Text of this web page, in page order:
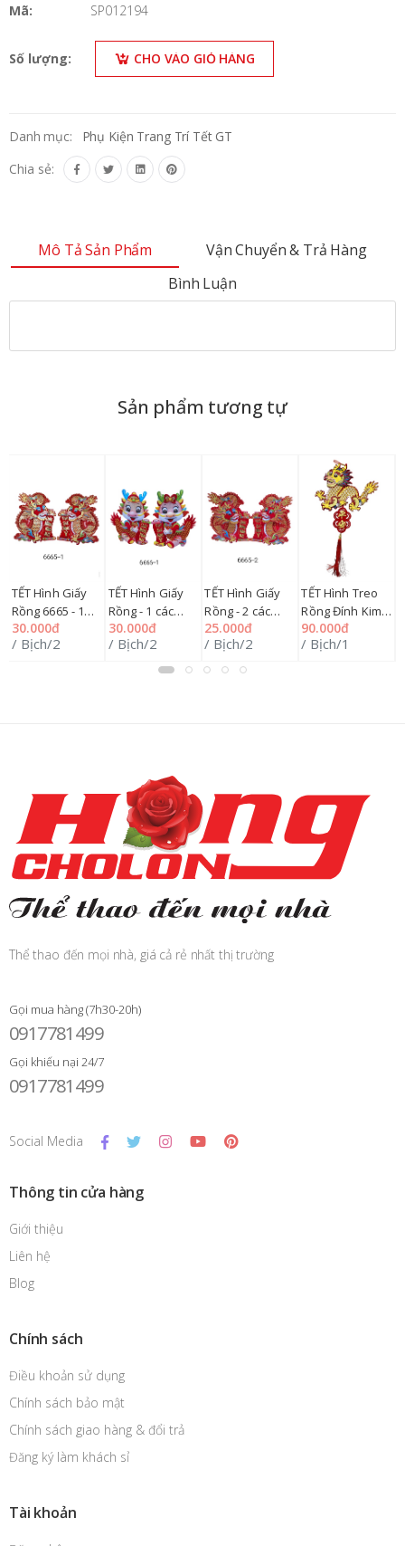
Mã: SP012194
Số lượng: CHO VÀO GIỎ HÀNG
Danh mục:
Phụ Kiện Trang Trí Tết GT
Chia sẻ:
Mô Tả Sản Phẩm
Vận Chuyển & Trả Hàng
Bình Luận
Sản phẩm tương tự
TẾT Hình Giấy
Rồng 6665 - 1
các mẫu
SP012057
30.000đ
/ Bịch/2
TẾT Hình Giấy
Rồng - 1 các
mẫu SP012058
30.000đ
/ Bịch/2
TẾT Hình Giấy
Rồng - 2 các
mẫu SP012059
25.000đ
/ Bịch/2
TẾT Hình Treo
Rồng Đính Kim
Sa 219-1
SP012060
90.000đ
/ Bịch/1
Thể thao đến mọi nhà, giá cả rẻ nhất thị trường
Gọi mua hàng (7h30-20h)
0917781499
Gọi khiếu nại 24/7
0917781499
Social Media
Thông tin cửa hàng
Giới thiệu
Liên hệ
Blog
Chính sách
Điều khoản sử dụng
Chính sách bảo mật
Chính sách giao hàng & đổi trả
Đăng ký làm khách sỉ
Tài khoản